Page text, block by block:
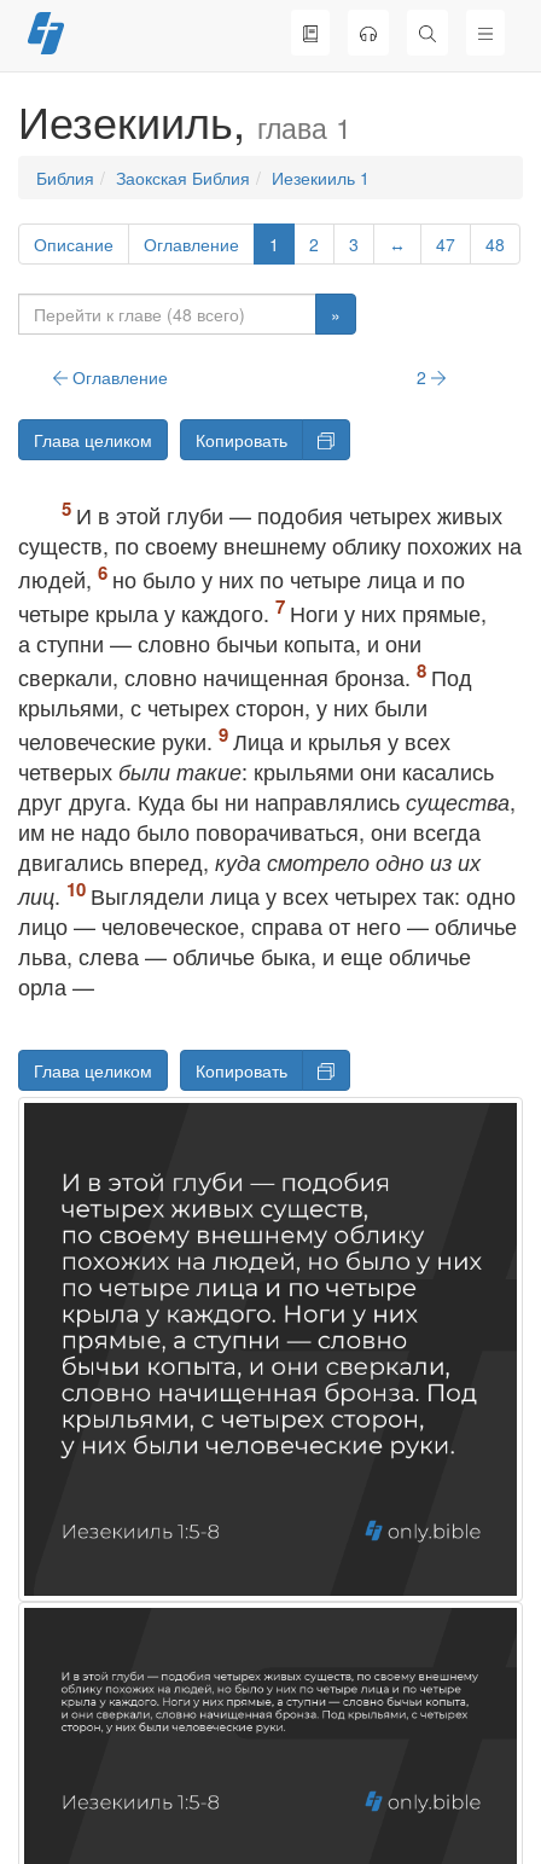
Перейти
к
Иезекииль, глава 1
Библия Заокская Библия Иезекииль 1
Описание Оглавление 1 2 3 ↔ 47 48
»
Оглавление 2
Глава целиком Копировать
И в этой глуби — подобия четырех живых
существ, по своему внешнему облику похожих на
людей,
но было у них по четыре лица и по
четыре крыла у каждого.
Ноги у них прямые,
а ступни — словно бычьи копыта, и они
сверкали, словно начищенная бронза.
Под
крыльями, с четырех сторон, у них были
человеческие руки.
Лица и крылья у всех
четверых были такие: крыльями они касались
друг друга. Куда бы ни направлялись существа,
им не надо было поворачиваться, они всегда
двигались вперед, куда смотрело одно из их
лиц. Выглядели лица у всех четырех так: одно
лицо — человеческое, справа от него — обличье
льва, слева — обличье быка, и еще обличье
орла —
Глава целиком Копировать